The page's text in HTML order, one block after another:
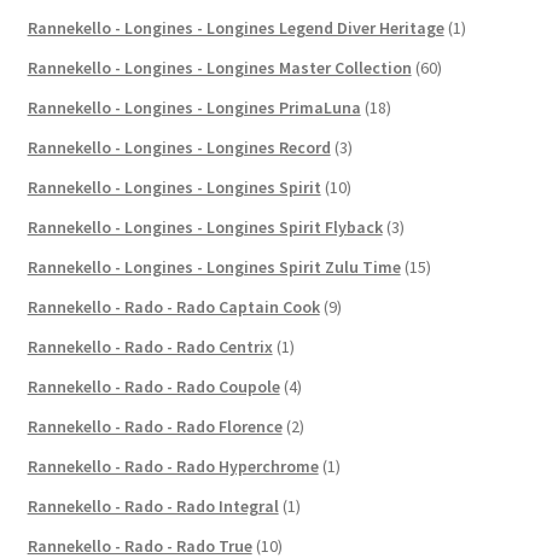
Rannekello - Longines - Longines Legend Diver Heritage (1)
Rannekello - Longines - Longines Master Collection (60)
Rannekello - Longines - Longines PrimaLuna (18)
Rannekello - Longines - Longines Record (3)
Rannekello - Longines - Longines Spirit (10)
Rannekello - Longines - Longines Spirit Flyback (3)
Rannekello - Longines - Longines Spirit Zulu Time (15)
Rannekello - Rado - Rado Captain Cook (9)
Rannekello - Rado - Rado Centrix (1)
Rannekello - Rado - Rado Coupole (4)
Rannekello - Rado - Rado Florence (2)
Rannekello - Rado - Rado Hyperchrome (1)
Rannekello - Rado - Rado Integral (1)
Rannekello - Rado - Rado True (10)